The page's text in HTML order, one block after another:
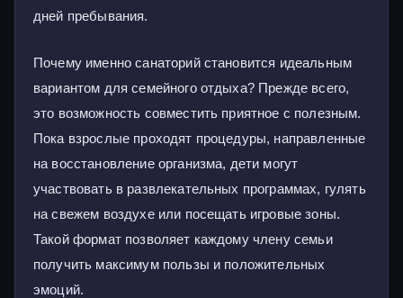
дней пребывания.
Почему именно санаторий становится идеальным
вариантом для семейного отдыха? Прежде всего,
это возможность совместить приятное с полезным.
Пока взрослые проходят процедуры, направленные
на восстановление организма, дети могут
участвовать в развлекательных программах, гулять
на свежем воздухе или посещать игровые зоны.
Такой формат позволяет каждому члену семьи
получить максимум пользы и положительных
эмоций.